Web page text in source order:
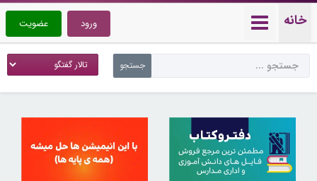
خانه عضویت ورود